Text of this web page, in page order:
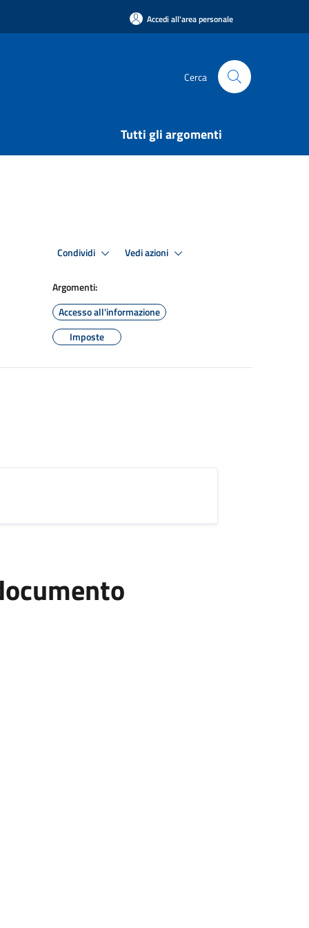
Accedi all'area personale
Cerca
Tutti gli argomenti
Condividi Vedi azioni
Argomenti:
Accesso all'informazione
Imposte